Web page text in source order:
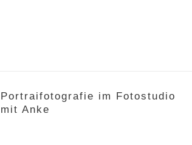
Portraifotografie im Fotostudio
mit Anke